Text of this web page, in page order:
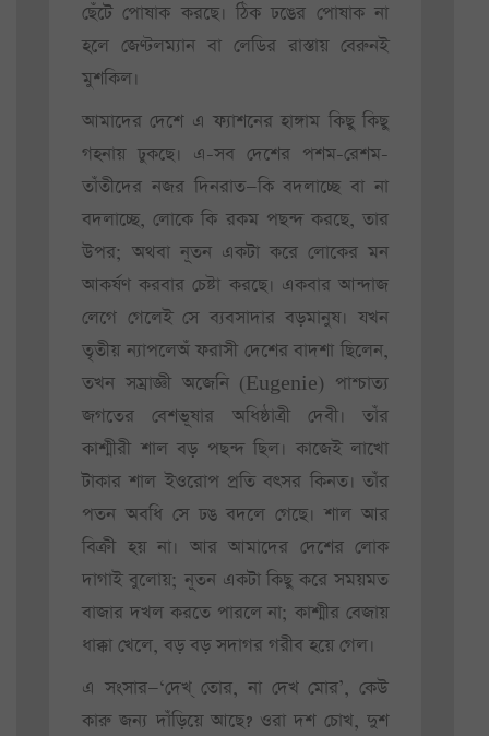
ছেঁটে পোষাক করছে। ঠিক ঢঙের পোষাক না
হলে জেণ্টলম্যান বা লেডির রাস্তায় বেরুনই
মুশকিল।
আমাদের দেশে এ ফ্যাশনের হাঙ্গাম কিছু কিছু
গহনায় ঢুকছে। এ-সব দেশের পশম-রেশম-
তাঁতীদের নজর দিনরাত—কি বদলাচ্ছে বা না
বদলাচ্ছে, লোকে কি রকম পছন্দ করছে, তার
উপর; অথবা নূতন একটা করে লোকের মন
আকর্ষণ করবার চেষ্টা করছে। একবার আন্দাজ
লেগে গেলেই সে ব্যবসাদার বড়মানুষ। যখন
তৃতীয় ন্যাপলেঅঁ ফরাসী দেশের বাদশা ছিলেন,
তখন সম্রাজ্ঞী অজেনি (Eugenie) পাশ্চাত্য
জগতের বেশভূষার অধিষ্ঠাত্রী দেবী। তাঁর
কাশ্মীরী শাল বড় পছন্দ ছিল। কাজেই লাখো
টাকার শাল ইওরোপ প্রতি বৎসর কিনত। তাঁর
পতন অবধি সে ঢঙ বদলে গেছে। শাল আর
বিক্রী হয় না। আর আমাদের দেশের লোক
দাগাই বুলোয়; নূতন একটা কিছু করে সময়মত
বাজার দখল করতে পারলে না; কাশ্মীর বেজায়
ধাক্কা খেলে, বড় বড় সদাগর গরীব হয়ে গেল।
এ সংসার—‘দেখ্ তোর, না দেখ মোর’, কেউ
কারু জন্য দাঁড়িয়ে আছে? ওরা দশ চোখ, দুশ